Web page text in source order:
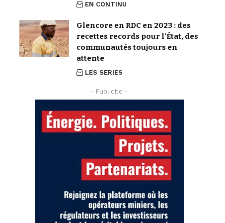
EN CONTINU
Glencore en RDC en 2023 : des
recettes records pour l’État, des
communautés toujours en
attente
LES SERIES
- Publicite -